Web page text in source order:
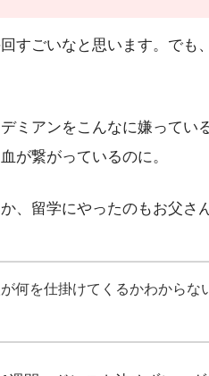
すごいなと思います。でも
ミアンをこんなに嫌ってい
が繋がっているのに。
、留学にやったのもお父さ
何を仕掛けてくるかわから